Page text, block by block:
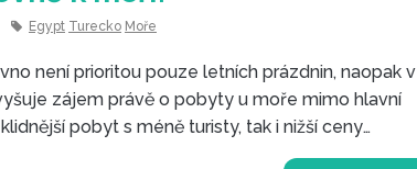
Egypt Turecko Moře
není prioritou pouze letních prázdnin, naopak v
zájem právě o pobyty u moře mimo hlavní
pobyt s méně turisty, tak i nižší ceny